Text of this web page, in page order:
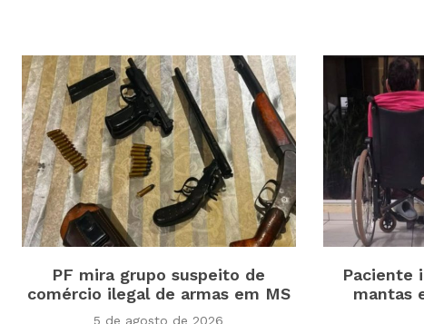
PF mira grupo suspeito de
comércio ilegal de armas em MS
5 de agosto de 2026
Paciente
mantas